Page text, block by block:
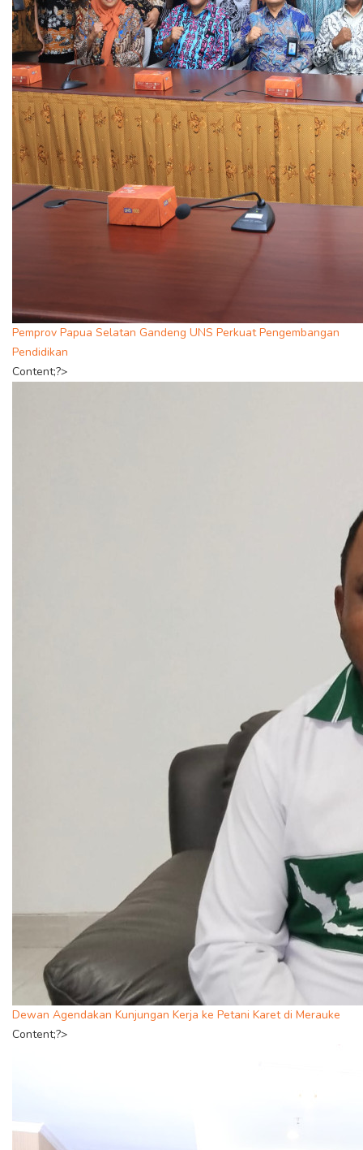
Pemprov Papua Selatan Gandeng UNS Perkuat Pengembangan
Pendidikan
Content;?>
Dewan Agendakan Kunjungan Kerja ke Petani Karet di Merauke
Content;?>